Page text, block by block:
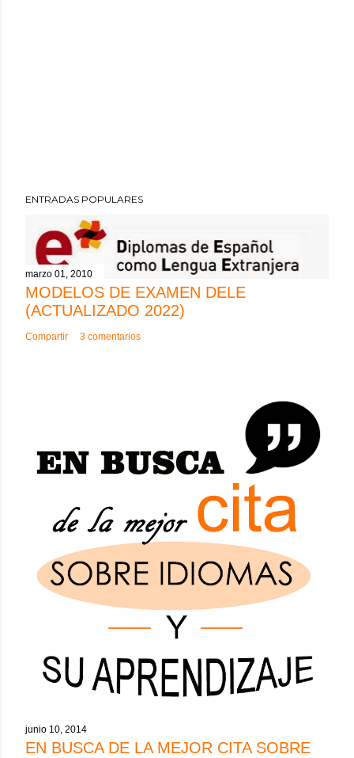
ENTRADAS POPULARES
marzo 01, 2010
MODELOS DE EXAMEN DELE
(ACTUALIZADO 2022)
Compartir 3 comentarios
junio 10, 2014
EN BUSCA DE LA MEJOR CITA SOBRE